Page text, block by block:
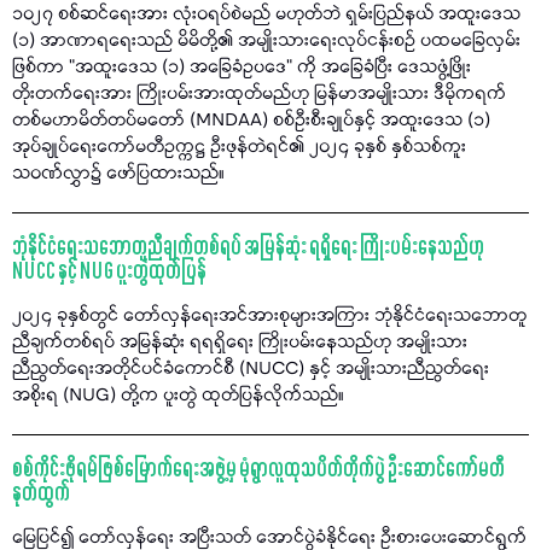
၁၀၂၇ စစ်ဆင်ရေးအား လုံးဝရပ်စဲမည် မဟုတ်ဘဲ ရှမ်းပြည်နယ် အထူးဒေသ
(၁) အာဏာရရေးသည် မိမိတို့၏ အမျိုးသားရေးလုပ်ငန်းစဉ် ပထမခြေလှမ်း
ဖြစ်ကာ "အထူးဒေသ (၁) အခြေခံဥပဒေ" ကို အခြေခံပြီး ဒေသဖွံ့ဖြိုး
တိုးတက်ရေးအား ကြိုးပမ်းအားထုတ်မည်ဟု မြန်မာအမျိုးသား ဒီမိုကရက်
တစ်မဟာမိတ်တပ်မတော် (MNDAA) စစ်ဦးစီးချုပ်နှင့် အထူးဒေသ (၁)
အုပ်ချုပ်ရေးကော်မတီဥက္ကဋ္ဌ ဦးဖုန်တဲရင်၏ ၂၀၂၄ ခုနှစ် နှစ်သစ်ကူး
သဝဏ်လွှာ၌ ဖော်ပြထားသည်။
ဘုံနိုင်ငံရေးသဘောတူညီချက်တစ်ရပ် အမြန်ဆုံး ရရှိရေး ကြိုးပမ်းနေသည်ဟု
NUCC နှင့် NUG ပူးတွဲထုတ်ပြန်
၂၀၂၄ ခုနှစ်တွင် တော်လှန်ရေးအင်အားစုများအကြား ဘုံနိုင်ငံရေးသဘောတူ
ညီချက်တစ်ရပ် အမြန်ဆုံး ရရရှိရေး ကြိုးပမ်းနေသည်ဟု အမျိုးသား
ညီညွတ်ရေးအတိုင်ပင်ခံကောင်စီ (NUCC) နှင့် အမျိုးသားညီညွတ်ရေး
အစိုးရ (NUG) တို့က ပူးတွဲ ထုတ်ပြန်လိုက်သည်။
စစ်ကိုင်းဖိုရမ်ဖြစ်မြောက်ရေးအဖွဲ့မှ မုံရွာလူထုသပိတ်တိုက်ပွဲ ဦးဆောင်ကော်မတီ
နုတ်ထွက်
မြေပြင်၍ တော်လှန်ရေး အပြီးသတ် အောင်ပွဲခံနိုင်ရေး ဦးစားပေးဆောင်ရွက်